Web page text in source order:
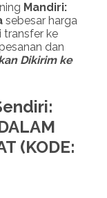
Mandiri:
sebesar harga
transfer ke
dan
Dikirim ke
(KODE: